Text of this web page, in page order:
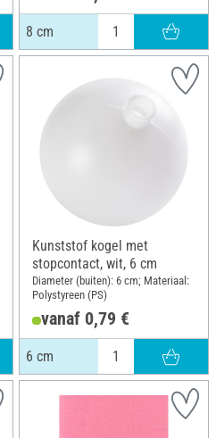
8 cm
Kunststof kogel met
stopcontact, wit, 6 cm
Diameter (buiten): 6 cm; Materiaal:
Polystyreen (PS)
vanaf 0,79 €
6 cm